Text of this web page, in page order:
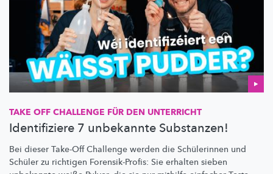
TAKE OFF CHALLENGE FÜR DEN UNTERRICHT
Identifiziere 7 unbekannte Substanzen!
Bei dieser Take-Off Challenge werden die Schülerinnen und
Schüler zu richtigen Forensik-Profis: Sie erhalten sieben